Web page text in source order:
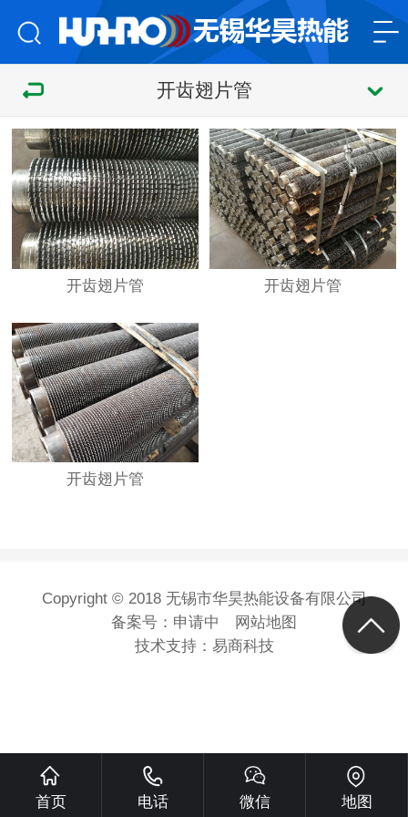
开齿翅片管
开齿翅片管 开齿翅片管
开齿翅片管
Copyright © 2018 无锡市华昊热能设备有限公司
备案号： 申请中
网站地图
技术支持： 易商科技
首页 电话 微信 地图